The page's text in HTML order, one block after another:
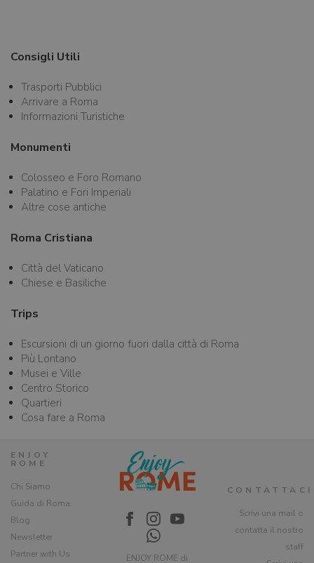
Consigli Utili
Trasporti Pubblici
Arrivare a Roma
Informazioni Turistiche
Monumenti
Colosseo e Foro Romano
Palatino e Fori Imperiali
Altre cose antiche
Roma Cristiana
Città del Vaticano
Chiese e Basiliche
Trips
Escursioni di un giorno fuori dalla città di Roma
Più Lontano
Musei e Ville
Centro Storico
Quartieri
Cosa fare a Roma
ENJOY
ROME
Chi Siamo
Guida di Roma
Blog
Newsletter
Partner with Us
ENJOY ROME di
CONTATTACI
Scrivi una mail o
contatta il nostro
staff